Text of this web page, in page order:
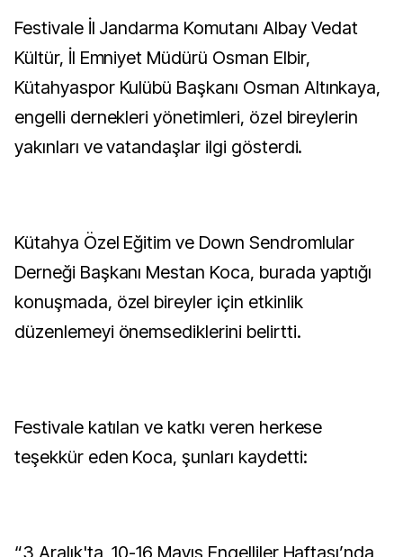
Festivale İl Jandarma Komutanı Albay Vedat
Kültür, İl Emniyet Müdürü Osman Elbir,
Kütahyaspor Kulübü Başkanı Osman Altınkaya,
engelli dernekleri yönetimleri, özel bireylerin
yakınları ve vatandaşlar ilgi gösterdi.
Kütahya Özel Eğitim ve Down Sendromlular
Derneği Başkanı Mestan Koca, burada yaptığı
konuşmada, özel bireyler için etkinlik
düzenlemeyi önemsediklerini belirtti.
Festivale katılan ve katkı veren herkese
teşekkür eden Koca, şunları kaydetti:
“3 Aralık'ta, 10-16 Mayıs Engelliler Haftası’nda